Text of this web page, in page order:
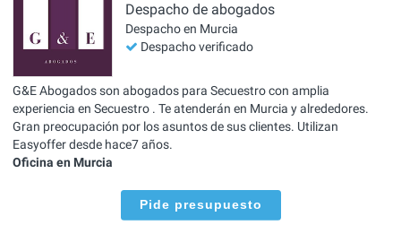
Despacho de abogados
Despacho en Murcia
Despacho verificado
G&E Abogados son abogados para Secuestro con amplia
experiencia en Secuestro . Te atenderán en Murcia y alrededores.
Gran preocupación por los asuntos de sus clientes. Utilizan
Easyoffer desde hace7 años.
Oficina en Murcia
Pide presupuesto